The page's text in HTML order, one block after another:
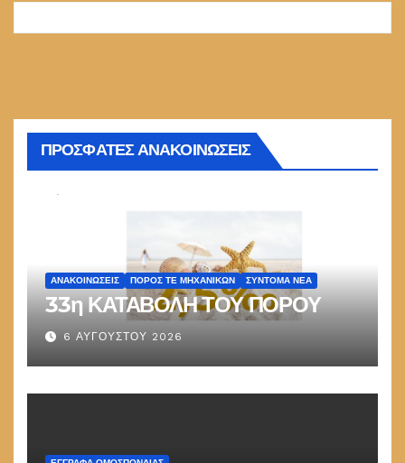
ΠΡΟΣΦΑΤΕΣ ΑΝΑΚΟΙΝΩΣΕΙΣ
ΑΝΑΚΟΙΝΏΣΕΙΣ ΠΌΡΟΣ ΤΕ ΜΗΧΑΝΙΚΏΝ ΣΎΝΤΟΜΑ ΝΈΑ
33η ΚΑΤΑΒΟΛΗ ΤΟΥ ΠΟΡΟΥ
6 ΑΥΓΟΎΣΤΟΥ 2026